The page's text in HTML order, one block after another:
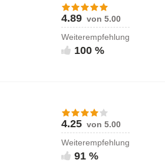
4.89 von 5.00
Weiterempfehlung
100 %
4.25 von 5.00
Weiterempfehlung
91 %